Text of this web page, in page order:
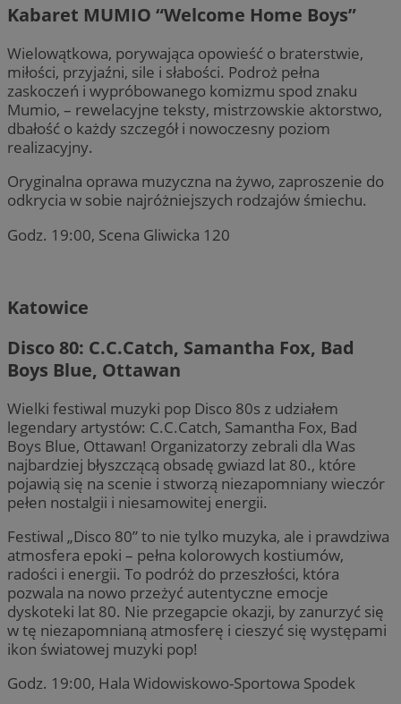
Kabaret MUMIO “Welcome Home Boys”
Wielowątkowa, porywająca opowieść o braterstwie,
miłości, przyjaźni, sile i słabości. Podroż pełna
zaskoczeń i wypróbowanego komizmu spod znaku
Mumio, – rewelacyjne teksty, mistrzowskie aktorstwo,
dbałość o każdy szczegół i nowoczesny poziom
realizacyjny.
Oryginalna oprawa muzyczna na żywo, zaproszenie do
odkrycia w sobie najróżniejszych rodzajów śmiechu.
Godz. 19:00, Scena Gliwicka 120
Katowice
Disco 80: С.C.Catch, Samantha Fox, Bad
Boys Blue, Ottawan
Wielki festiwal muzyki pop Disco 80s z udziałem
legendary artystów: С.C.Catch, Samantha Fox, Bad
Boys Blue, Ottawan! Organizatorzy zebrali dla Was
najbardziej błyszczącą obsadę gwiazd lat 80., które
pojawią się na scenie i stworzą niezapomniany wieczór
pełen nostalgii i niesamowitej energii.
Festiwal „Disco 80” to nie tylko muzyka, ale i prawdziwa
atmosfera epoki – pełna kolorowych kostiumów,
radości i energii. To podróż do przeszłości, która
pozwala na nowo przeżyć autentyczne emocje
dyskoteki lat 80. Nie przegapcie okazji, by zanurzyć się
w tę niezapomnianą atmosferę i cieszyć się występami
ikon światowej muzyki pop!
Godz. 19:00, Hala Widowiskowo-Sportowa Spodek